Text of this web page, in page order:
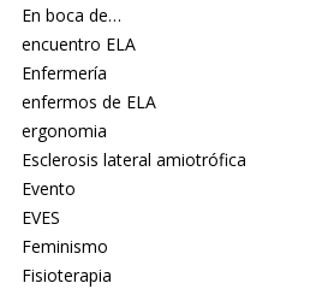
En boca de…
encuentro ELA
Enfermería
enfermos de ELA
ergonomia
Esclerosis lateral amiotrófica
Evento
EVES
Feminismo
Fisioterapia